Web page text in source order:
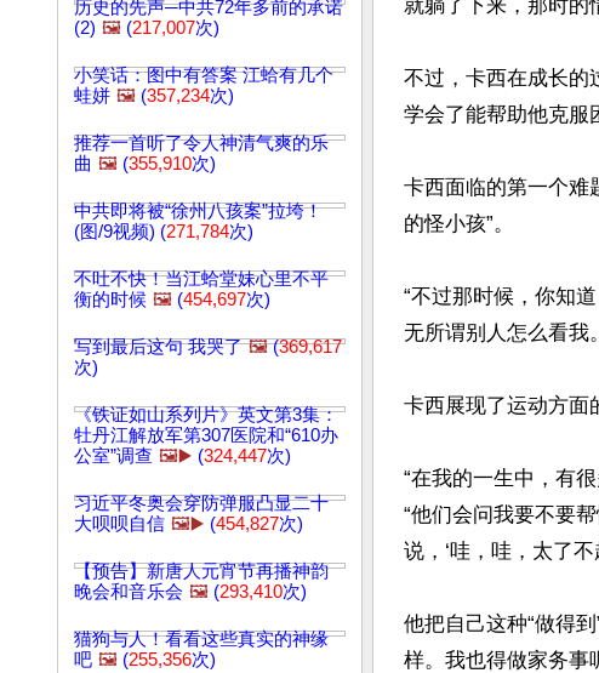
历史的先声─中共72年多前的承诺
(2) 🖼️ (217,007次)
小笑话：图中有答案 江蛤有几个
蛙姘 🖼️ (357,234次)
推荐一首听了令人神清气爽的乐
曲 🖼️ (355,910次)
中共即将被“徐州八孩案”拉垮！
(图/9视频) (271,784次)
不吐不快！当江蛤堂妹心里不平
衡的时候 🖼️ (454,697次)
写到最后这句 我哭了 🖼️(369,617
次)
《铁证如山系列片》英文第3集：
牡丹江解放军第307医院和“610办
公室”调查 🖼️▶️ (324,447次)
习近平冬奥会穿防弹服凸显二十
大呗呗自信 🖼️▶️ (454,827次)
【预告】新唐人元宵节再播神韵
晚会和音乐会 🖼️ (293,410次)
猫狗与人！看看这些真实的神缘
吧 🖼️ (255,356次)
就躺了下来，那时的
不过，卡西在成长的
学会了能帮助他克服
卡西面临的第一个难
的怪小孩”。
“不过那时候，你知
无所谓别人怎么看我
卡西展现了运动方面
“在我的一生中，有
“他们会问我要不要
说，‘哇，哇，太了
他把自己这种“做得
样。我也得做家务事